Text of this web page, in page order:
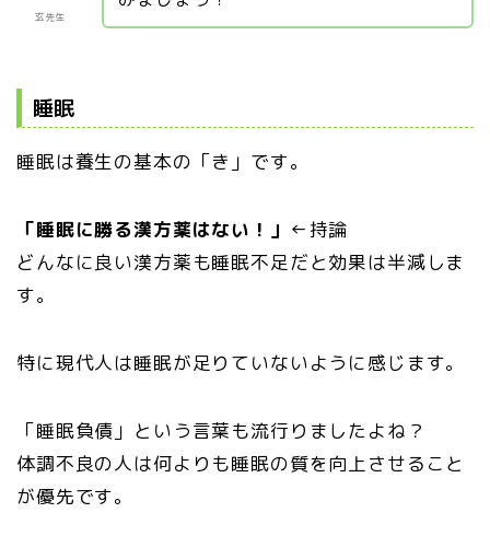
玄先生
睡眠
睡眠は養生の基本の「き」です。
「睡眠に勝る漢方薬はない！」 ←持論
どんなに良い漢方薬も睡眠不足だと効果は半減しま
す。
特に現代人は睡眠が足りていないように感じます。
「睡眠負債」という言葉も流行りましたよね？
体調不良の人は何よりも睡眠の質を向上させること
が優先です。